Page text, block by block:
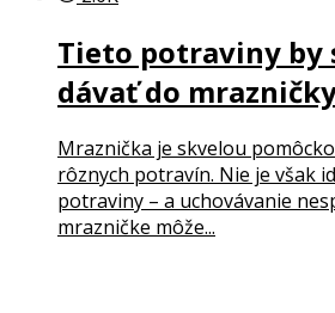
Tieto potraviny by
dávať do
Mraznička je skvelou
rôznych potravín. Nie je však
potraviny – a uchovávanie
mrazničke môže...